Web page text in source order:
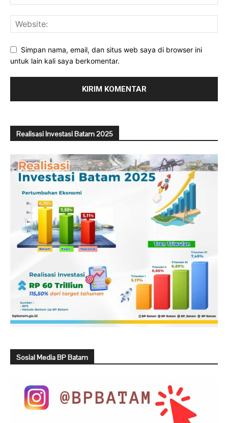
Simpan nama, email, dan situs web saya di browser ini
untuk lain kali saya berkomentar.
Realisasi Investasi Batam 2025
Sosial Media BP Batam